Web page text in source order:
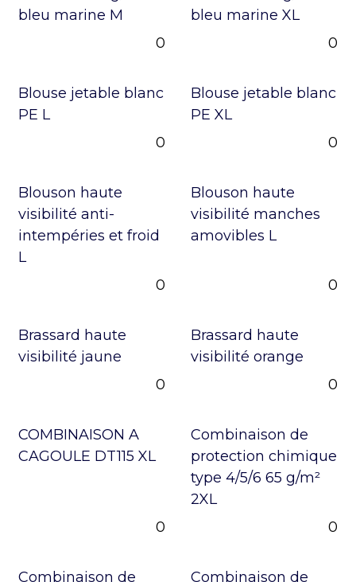
bleu marine M
0
bleu marine XL
0
Blouse jetable blanc
PE L
0
Blouse jetable blanc
PE XL
0
Blouson haute
visibilité anti-
intempéries et froid
L
0
Blouson haute
visibilité manches
amovibles L
0
Brassard haute
visibilité jaune
0
Brassard haute
visibilité orange
0
COMBINAISON A
CAGOULE DT115 XL
0
Combinaison de
protection chimique
type 4/5/6 65 g/m²
2XL
0
Combinaison de
Combinaison de